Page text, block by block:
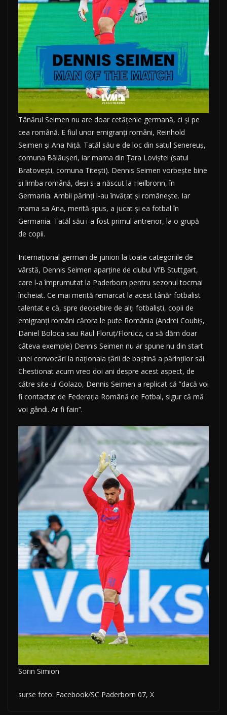
Tânărul Seimen nu are doar cetățenie germană, ci și pe
cea română. E fiul unor emigranți români, Reinhold
Seimen și Ana Niță. Tatăl său e de loc din satul Senereuș,
comuna Bălăușeri, iar mama din Țara Loviștei (satul
Bratovești, comuna Titești). Dennis Seimen vorbește bine
și limba română, deși s-a născut la Heilbronn, în
Germania. Ambii părinți l-au învățat și românește. Iar
mama sa Ana, merită spus, a jucat și ea fotbal în
Germania. Tatăl său i-a fost primul antrenor, la o grupă
de copii.
Internațional german de juniori la toate categoriile de
vârstă, Dennis Seimen aparține de clubul VfB Stuttgart,
care l-a împrumutat la Paderborn pentru sezonul tocmai
încheiat. Ce mai merită remarcat la acest tânăr fotbalist
talentat e că, spre deosebire de alți fotbaliști, copii de
emigranți români cărora le pute România (Andrei Coubiș,
Daniel Boloca sau Raul Floruț/Florucz, ca să dăm doar
câteva exemple) Dennis Seimen nu ar spune nu din start
unei convocări la naționala țării de baștină a părinților săi.
Chestionat acum vreo doi ani despre acest aspect, de
către site-ul Golazo, Dennis Seimen a replicat că ”dacă voi
fi contactat de Federația Română de Fotbal, sigur că mă
voi gândi. Ar fi fain”.
Sorin Simion
surse foto: Facebook/SC Paderborn 07, X